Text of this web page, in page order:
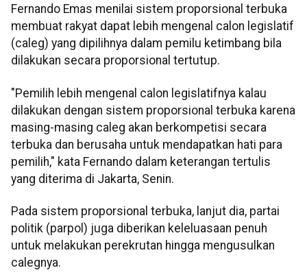
Fernando Emas menilai sistem proporsional terbuka
membuat rakyat dapat lebih mengenal calon legislatif
(caleg) yang dipilihnya dalam pemilu ketimbang bila
dilakukan secara proporsional tertutup.
"Pemilih lebih mengenal calon legislatifnya kalau
dilakukan dengan sistem proporsional terbuka karena
masing-masing caleg akan berkompetisi secara
terbuka dan berusaha untuk mendapatkan hati para
pemilih," kata Fernando dalam keterangan tertulis
yang diterima di Jakarta, Senin.
Pada sistem proporsional terbuka, lanjut dia, partai
politik (parpol) juga diberikan keleluasaan penuh
untuk melakukan perekrutan hingga mengusulkan
calegnya.